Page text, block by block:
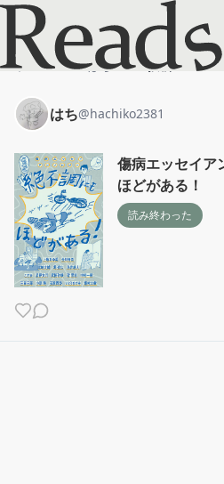
傷病エッセイアンソ
月5日
ホーム
はち 投稿
はち@hachiko2381
傷病エッセイ
ほどがある！
読み終わった